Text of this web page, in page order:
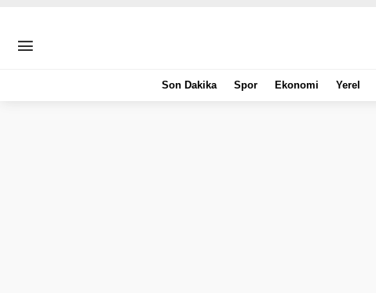
Son Dakika Spor Ekonomi Yerel